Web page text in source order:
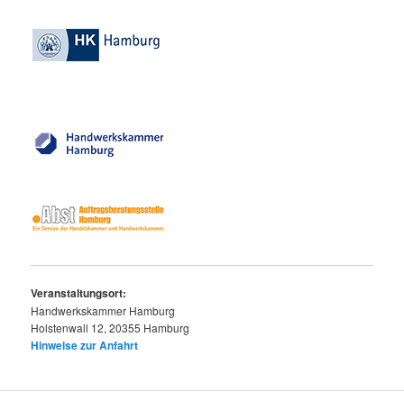
Veranstaltungsort:
Handwerkskammer Hamburg
Holstenwall 12, 20355 Hamburg
Hinweise zur Anfahrt